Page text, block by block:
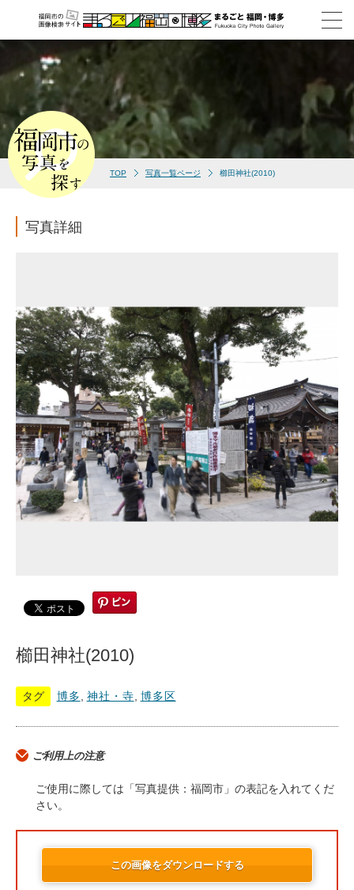
TOP 写真一覧ページ 櫛田神社(2010)
写真詳細
櫛田神社(2010)
タグ 博多 神社・寺 博多区
ご利用上の注意
ご使用に際しては「写真提供：福岡市」の表記を入れてくだ
さい。
この画像をダウンロードする